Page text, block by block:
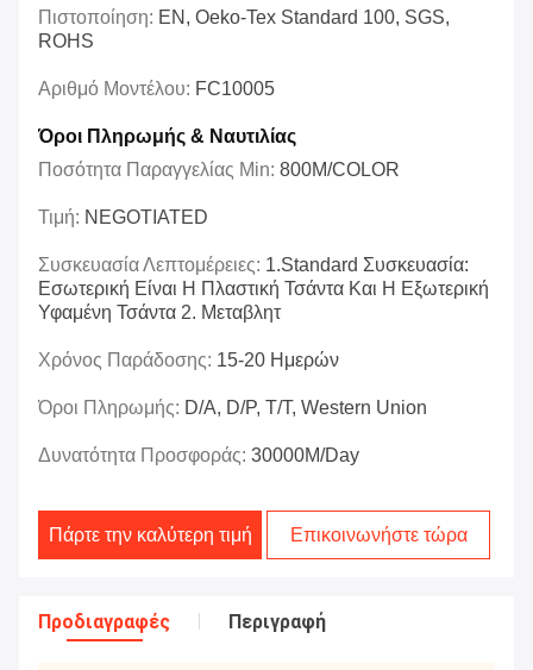
Πιστοποίηση: EN, Oeko-Tex Standard 100, SGS,
ROHS
Αριθμό Μοντέλου: FC10005
Όροι Πληρωμής & Ναυτιλίας
Ποσότητα Παραγγελίας Min: 800M/COLOR
Τιμή: NEGOTIATED
Συσκευασία Λεπτομέρειες: 1.Standard Συσκευασία:
Εσωτερική Είναι Η Πλαστική Τσάντα Και Η Εξωτερική
Υφαμένη Τσάντα 2. Μεταβλητ
Χρόνος Παράδοσης: 15-20 Ημερών
Όροι Πληρωμής: D/A, D/P, T/T, Western Union
Δυνατότητα Προσφοράς: 30000M/day
Πάρτε την καλύτερη τιμή Επικοινωνήστε τώρα
Προδιαγραφές Περιγραφή